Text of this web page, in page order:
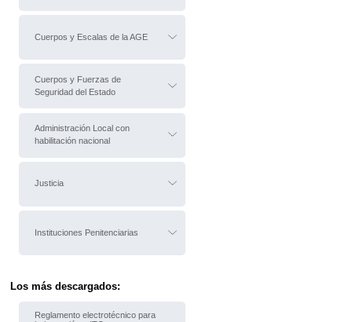
Cuerpos y Escalas de la AGE
Cuerpos y Fuerzas de
Seguridad del Estado
Administración Local con
habilitación nacional
Justicia
Instituciones Penitenciarias
Los más descargados:
Reglamento electrotécnico para